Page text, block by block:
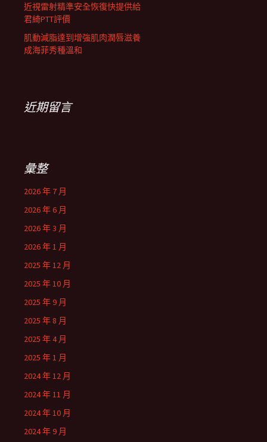
近視雷射精準安全恢復快提供給
君綺PTT評價
肌動減脂達到增強肌肉潤唇滋養
成海菲秀種溫和
近期留言
彙整
2026 年 7 月
2026 年 6 月
2026 年 3 月
2026 年 1 月
2025 年 12 月
2025 年 10 月
2025 年 9 月
2025 年 8 月
2025 年 4 月
2025 年 1 月
2024 年 12 月
2024 年 11 月
2024 年 10 月
2024 年 9 月